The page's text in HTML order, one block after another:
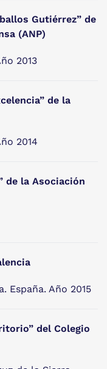
Gutiérrez” de
(ANP)
2013
de la
2014
de la Asociación
España. Año 2015
del Colegio